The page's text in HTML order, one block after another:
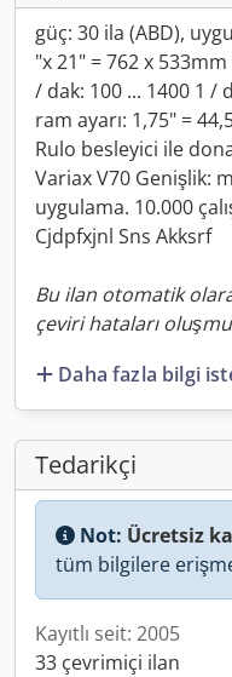
güç: 30 ila (ABD),
"x 21" = 762 x
/ dak: 100 ... 1400 1 /
ram ayarı: 1,75" =
Rulo besleyici ile
Variax V70 Genişlik:
uygulama. 10.000
Cjdpfxjnl Sns Akksrf
Bu ilan otomatik
çeviri hataları
Daha fazla bilgi
Tedarikçi
Not: Ücretsiz
tüm bilgilere
Kayıtlı seit: 2005
33 çevrimiçi ilan